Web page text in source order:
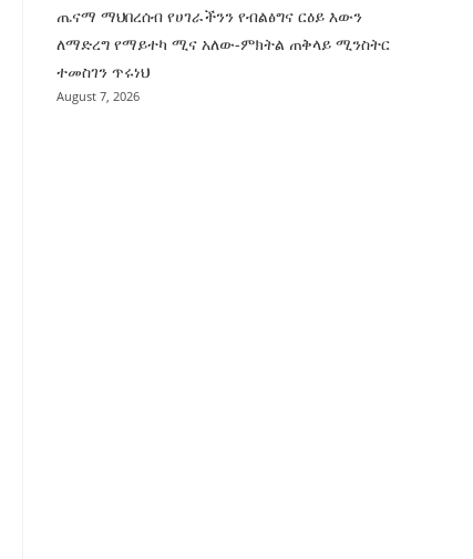
ጤናማ ማህበረሰብ የሀገራችንን የብልፅግና ርዕይ እውን
ለማድረግ የማይተካ ሚና አለው-ምክትል ጠቅላይ ሚንስትር
ተመስገን ጥሩነህ
August 7, 2026